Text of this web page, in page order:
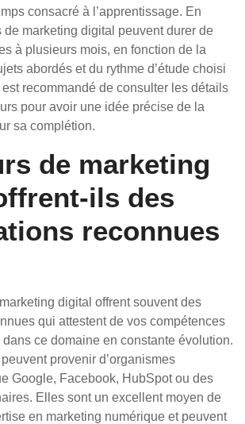
consacré à l’apprentissage. En
de marketing digital peuvent durer de
à plusieurs mois, en fonction de la
abordés et du rythme d’étude choisi
est recommandé de consulter les détails
pour avoir une idée précise de la
sa complétion.
de marketing
ils des
reconnues
digital offrent souvent des
qui attestent de vos compétences
ce domaine en constante évolution.
provenir d’organismes
Google, Facebook, HubSpot ou des
Elles sont un excellent moyen de
en marketing numérique et peuvent